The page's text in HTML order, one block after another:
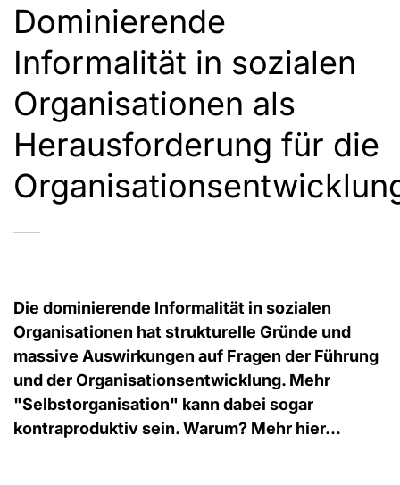
Dominierende
Informalität in sozialen
Organisationen als
Herausforderung für die
Die dominierende Informalität in sozialen
Organisationen hat strukturelle Gründe und
massive Auswirkungen auf Fragen der Führung
und der Organisationsentwicklung. Mehr
"Selbstorganisation" kann dabei sogar
kontraproduktiv sein. Warum? Mehr hier...